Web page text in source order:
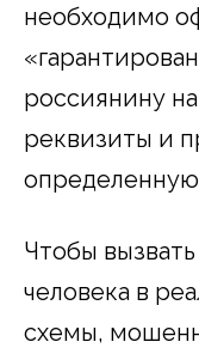
необходимо
россиянину
реквизиты и
Чтобы
человека в
схемы,